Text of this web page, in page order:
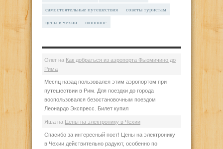
самостоятельные путешествия советы туристам
цены в чехии шоппинг
Олег на Как добраться из аэропорта Фьюмичино до
Рима
Месяц назад пользовался этим аэропортом при
путешествии в Рим. Для поездки до города
воспользовался безостановочным поездом
Леонардо Экспресс. Билет купил
Яша на Цены на электронику в Чехии
Спасибо за интересный пост! Цены на электронику
в Чехии действительно радуют, особенно по